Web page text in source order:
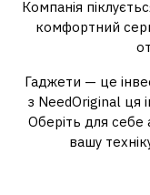
Компанія
комфортний
Гаджети — це
з NeedOriginal ця
Оберіть для себе
вашу